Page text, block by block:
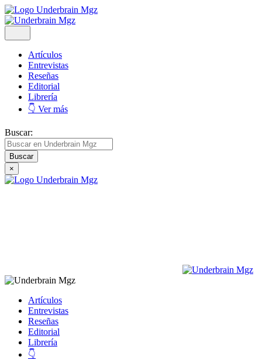
Artículos
Entrevistas
Reseñas
Editorial
Librería
👇 Ver más
Buscar:
×
Artículos
Entrevistas
Reseñas
Editorial
Librería
👇